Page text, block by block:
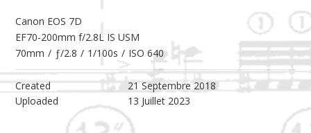
Canon EOS 7D
EF70-200mm f/2.8L IS USM
70mm / ƒ/2.8 / 1/100s / ISO 640
Created
21 Septembre 2018
Uploaded
13 Juillet 2023